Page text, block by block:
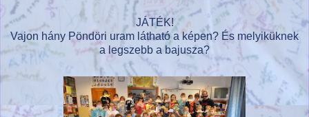
JÁTÉK!
Vajon hány Pöndöri uram látható a képen? És melyiküknek
a legszebb a bajusza?